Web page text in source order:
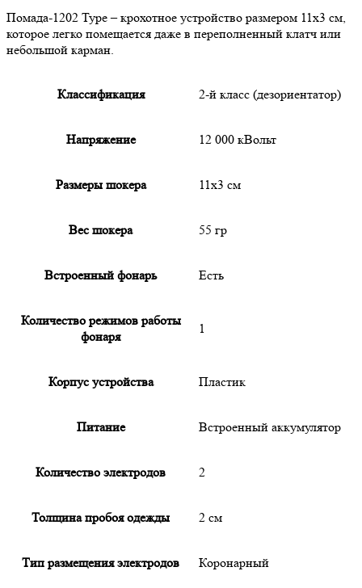
Помада-1202 Type – крохотное устройство размером 11х3 см,
которое легко помещается даже в переполненный клатч или
небольшой карман.
Классификация 2-й класс (дезориентатор)
Напряжение 12 000 кВольт
Размеры шокера 11х3 см
Вес шокера 55 гр
Встроенный фонарь Есть
Количество режимов работы
фонаря
1
Корпус устройства Пластик
Питание Встроенный аккумулятор
Количество электродов 2
Толщина пробоя одежды 2 см
Тип размещения электродов Коронарный